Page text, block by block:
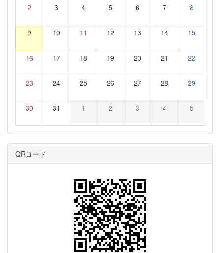
2 3 4 5 6 7 8
9 10 11 12 13 14 15
16 17 18 19 20 21 22
23 24 25 26 27 28 29
30 31 1 2 3 4 5
QRコード